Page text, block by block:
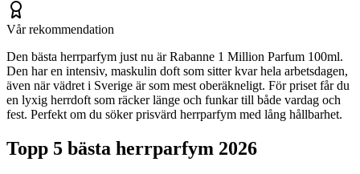
Vår rekommendation
Den bästa herrparfym just nu är Rabanne 1 Million Parfum 100ml.
Den har en intensiv, maskulin doft som sitter kvar hela arbetsdagen,
även när vädret i Sverige är som mest oberäkneligt. För priset får du
en lyxig herrdoft som räcker länge och funkar till både vardag och
fest. Perfekt om du söker prisvärd herrparfym med lång hållbarhet.
Topp 5 bästa herrparfym 2026